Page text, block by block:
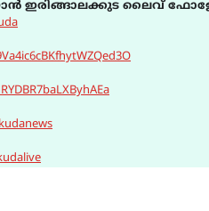
ഇരിങ്ങാലക്കുട ലൈവ്